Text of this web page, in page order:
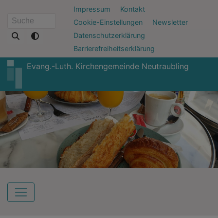
zum
Suche
Fußbereichsmenü
Impressum
Kontakt
Cookie-Einstellungen
Newsletter
Datenschutzerklärung
Barrierefreiheitserklärung
Evang.-Luth. Kirchengemeinde Neutraubling
Hauptnavigation